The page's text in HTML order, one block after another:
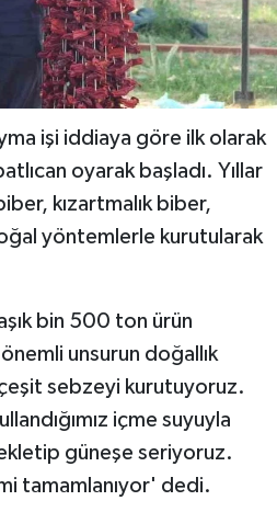
işi iddiaya göre ilk olarak
oyarak başladı. Yıllar
kızartmalık biber,
yöntemlerle kurutularak
bin 500 ton ürün
unsurun doğallık
çeşit sebzeyi kurutuyoruz.
içme suyuyla
güneşe seriyoruz.
tamamlanıyor' dedi.